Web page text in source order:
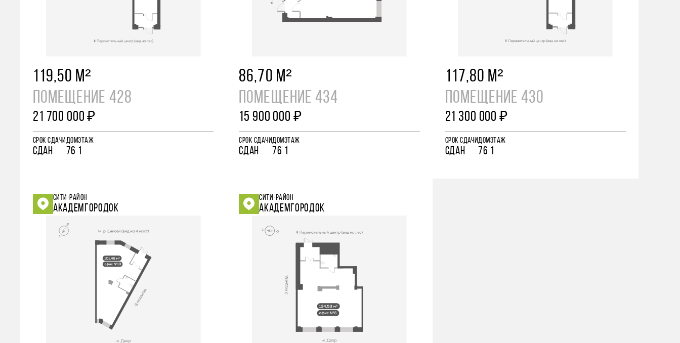
119,50 М²
ПОМЕЩЕНИЕ 428
21 700 000 ₽
СРОК СДАЧИ
СДАН
ДОМ
76
ЭТАЖ
1
86,70 М²
ПОМЕЩЕНИЕ 434
15 900 000 ₽
СРОК СДАЧИ
СДАН
ДОМ
76
ЭТАЖ
1
117,80 М²
ПОМЕЩЕНИЕ 430
21 300 000 ₽
СРОК СДАЧИ
СДАН
ДОМ
76
ЭТАЖ
1
СИТИ-РАЙОН
АКАДЕМГОРОДОК
СИТИ-РАЙОН
АКАДЕМГОРОДОК